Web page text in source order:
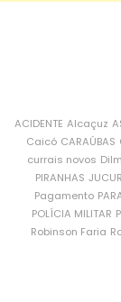
ACIDENTE Alcaçuz
Caicó CARAÚBAS
currais novos
PIRANHAS
Pagamento
POLÍCIA MILITAR
Robinson Faria